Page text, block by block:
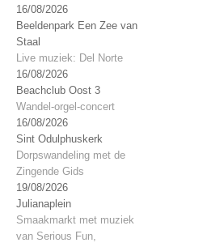
16/08/2026
Beeldenpark Een Zee van
Staal
Live muziek: Del Norte
16/08/2026
Beachclub Oost 3
Wandel-orgel-concert
16/08/2026
Sint Odulphuskerk
Dorpswandeling met de
Zingende Gids
19/08/2026
Julianaplein
Smaakmarkt met muziek
van Serious Fun,